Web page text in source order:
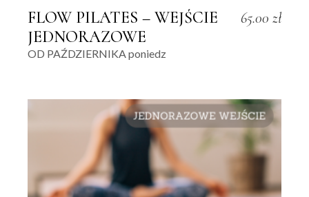
FLOW PILATES – WEJŚCIE
JEDNORAZOWE
65.00 zł
OD PAŹDZIERNIKA poniedz